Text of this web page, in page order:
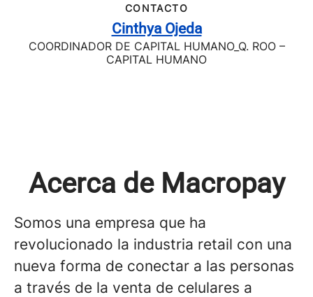
CONTACTO
Cinthya Ojeda
COORDINADOR DE CAPITAL HUMANO_Q. ROO –
CAPITAL HUMANO
Acerca de Macropay
Somos una empresa que ha
revolucionado la industria retail con una
nueva forma de conectar a las personas
a través de la venta de celulares a